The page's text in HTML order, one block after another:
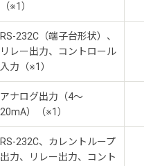
（※1）
RS-232C（端子台形状）、
リレー出力、コントロール
入力（※1）
アナログ出力（4～
20mA）（※1）
RS-232C、カレントループ
出力、リレー出力、コント